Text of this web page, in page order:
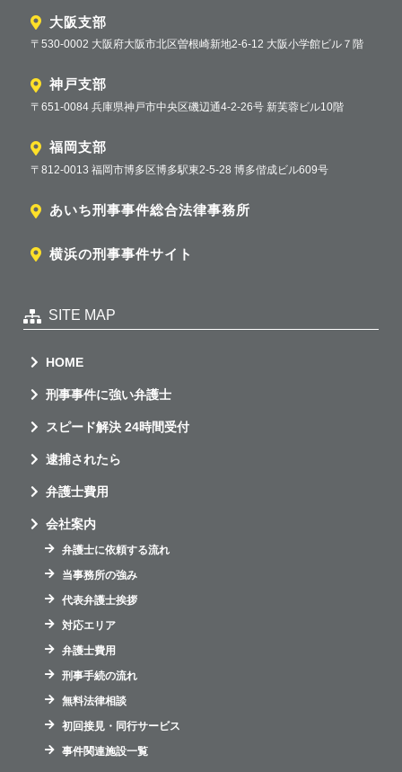
大阪支部
〒530-0002 大阪府大阪市北区曽根崎新地2-6-12 大阪小学館ビル７階
神戸支部
〒651-0084 兵庫県神戸市中央区磯辺通4-2-26号 新芙蓉ビル10階
福岡支部
〒812-0013 福岡市博多区博多駅東2-5-28 博多偕成ビル609号
あいち刑事事件総合法律事務所
横浜の刑事事件サイト
SITE MAP
HOME
刑事事件に強い弁護士
スピード解決 24時間受付
逮捕されたら
弁護士費用
会社案内
弁護士に依頼する流れ
当事務所の強み
代表弁護士挨拶
対応エリア
弁護士費用
刑事手続の流れ
無料法律相談
初回接見・同行サービス
事件関連施設一覧